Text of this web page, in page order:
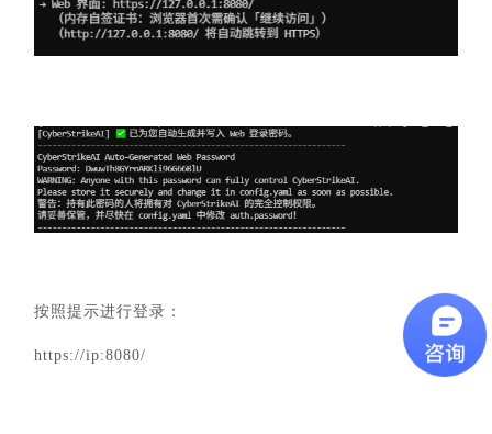
按照提示进行登录：
https://ip:8080/